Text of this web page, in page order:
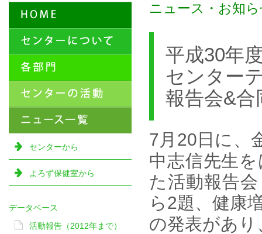
ニュース・お知
平成30年
センター
報告会&
7月20日に、
中志信先生
た活動報告
ら2題、健康
の発表があ
センターから
よろず保健室から
データベース
活動報告（2012年まで）